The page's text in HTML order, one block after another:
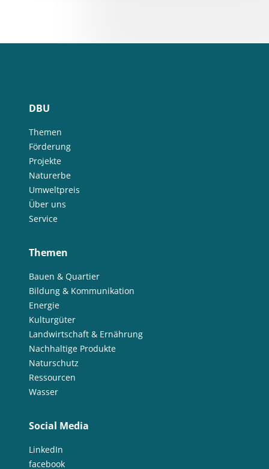
DBU
Themen
Förderung
Projekte
Naturerbe
Umweltpreis
Über uns
Service
Themen
Bauen & Quartier
Bildung & Kommunikation
Energie
Kulturgüter
Landwirtschaft & Ernährung
Nachhaltige Produkte
Naturschutz
Ressourcen
Wasser
Social Media
LinkedIn
facebook